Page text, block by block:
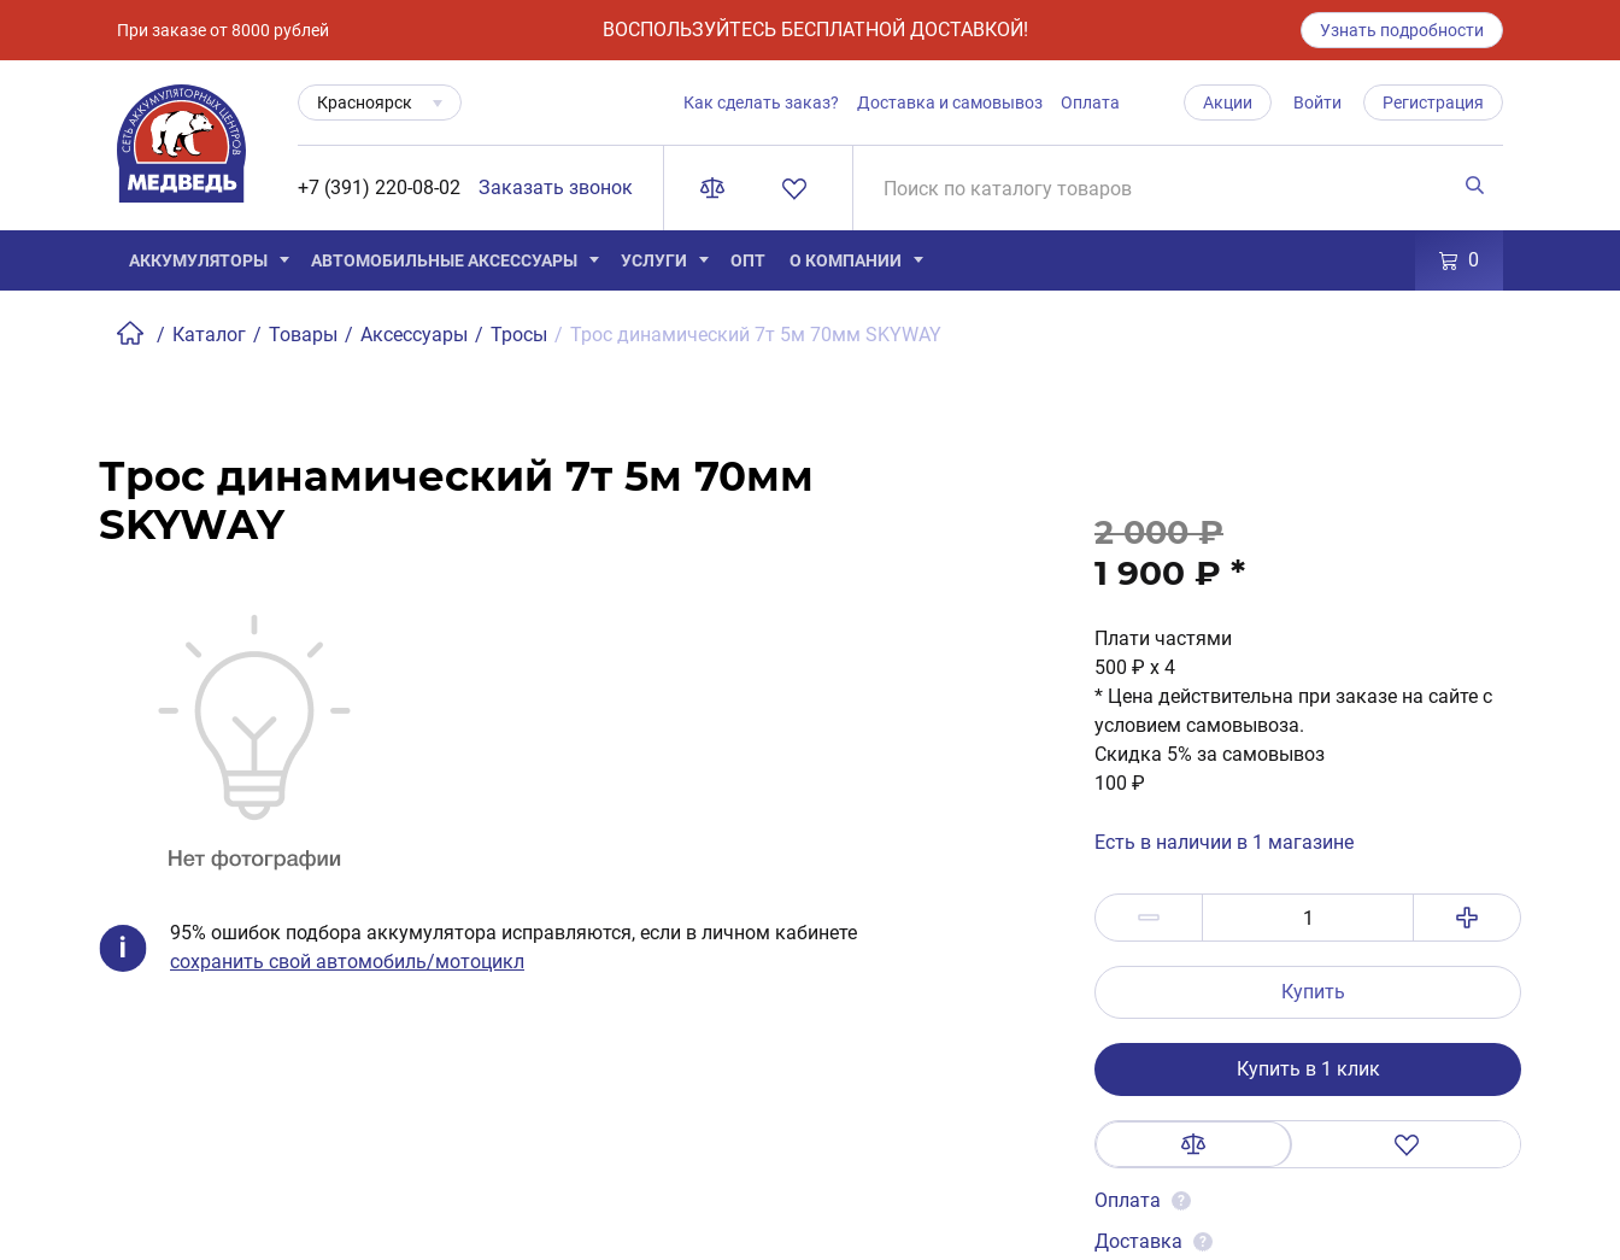
При заказе от 8000 рублей ВОСПОЛЬЗУЙТЕСЬ БЕСПЛАТНОЙ ДОСТАВКОЙ! Узнать подробности
Красноярск Как сделать заказ? Доставка и самовывоз Оплата Акции Войти Регистрация
+7 (391) 220-08-02 Заказать звонок
АККУМУЛЯТОРЫ АВТОМОБИЛЬНЫЕ АКСЕССУАРЫ УСЛУГИ ОПТ О КОМПАНИИ 0
/ Каталог / Товары / Аксессуары / Тросы / Трос динамический 7т 5м 70мм SKYWAY
Трос динамический 7т 5м 70мм
SKYWAY
95% ошибок подбора аккумулятора исправляются, если в личном кабинете
сохранить свой автомобиль/мотоцикл
2 000 ₽
1 900 ₽ *
Плати частями
500 ₽ x 4
* Цена действительна при заказе на сайте с
условием самовывоза.
Скидка 5% за самовывоз
100 ₽
Есть в наличии в 1 магазине
Купить
Купить в 1 клик
Оплата ?
Доставка ?